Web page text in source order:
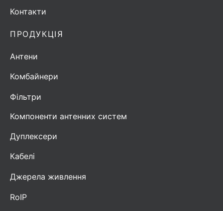
ПРОДУКЦІЯ
Антени
Комбайнери
Фільтри
Компоненти антенних систем
Дуплексери
Кабелі
Джерела живлення
RoIP
Контакти